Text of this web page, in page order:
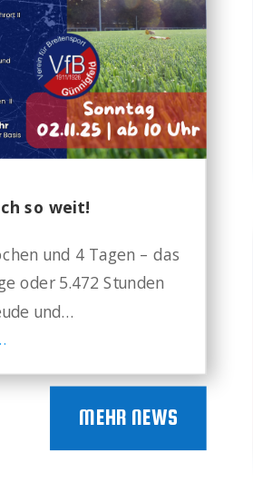
so weit!
und 4 Tagen – das
oder 5.472 Stunden
und…
MEHR NEWS